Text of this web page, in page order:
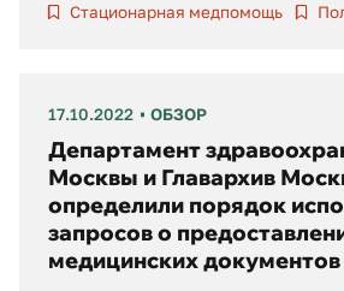
Стационарная медпомощь
17.10.2022 ОБЗОР
Департамент
Москвы и Главархив
определили порядок
запросов о
медицинских документов